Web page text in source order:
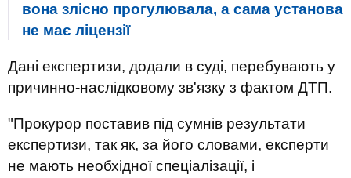
вона злісно прогулювала, а сама установа
не має ліцензії
Дані експертизи, додали в суді, перебувають у
причинно-наслідковому зв'язку з фактом ДТП.
"Прокурор поставив під сумнів результати
експертизи, так як, за його словами, експерти
не мають необхідної спеціалізації, і